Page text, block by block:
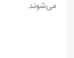
می‌شوند.